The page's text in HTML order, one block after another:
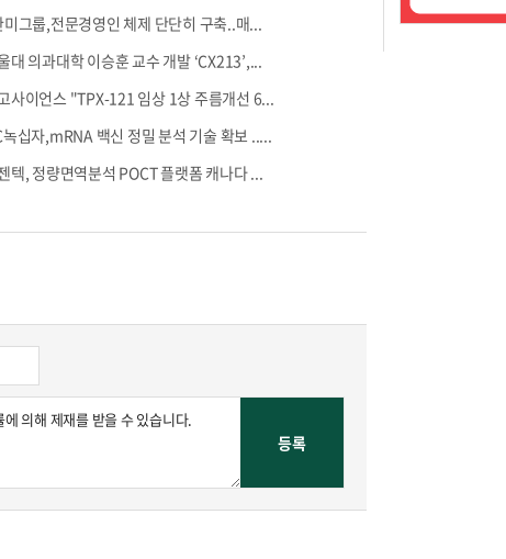
미그룹,전문경영인 체제 단단히 구축..매...
대 의과대학 이승훈 교수 개발 ‘CX213’,...
사이언스 "TPX-121 임상 1상 주름개선 6...
십자,mRNA 백신 정밀 분석 기술 확보 .....
텍, 정량면역분석 POCT 플랫폼 캐나다 ...